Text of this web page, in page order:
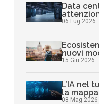
Data
06 Lug 2026
nuovi
15 Giu 2026
L’IA nel
la
08 Mag 2026